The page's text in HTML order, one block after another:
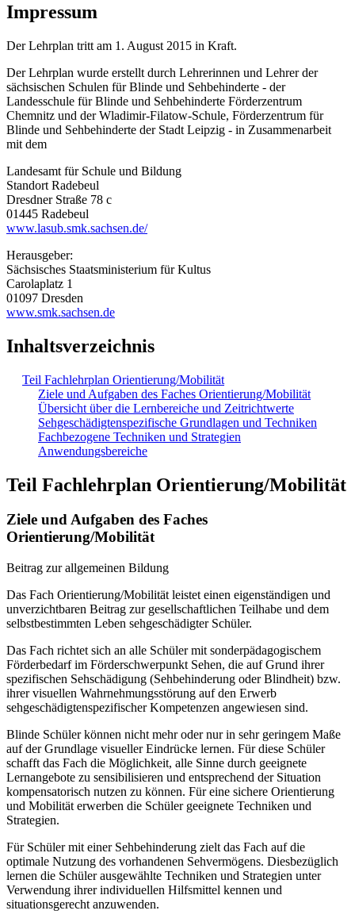
Impressum
Der Lehrplan tritt am 1. August 2015 in Kraft.
Der Lehrplan wurde erstellt durch Lehrerinnen und Lehrer der
sächsischen Schulen für Blinde und Sehbehinderte - der
Landesschule für Blinde und Sehbehinderte Förderzentrum
Chemnitz und der Wladimir-Filatow-Schule, Förderzentrum für
Blinde und Sehbehinderte der Stadt Leipzig - in Zusammenarbeit
mit dem
Landesamt für Schule und Bildung
Standort Radebeul
Dresdner Straße 78 c
01445 Radebeul
www.lasub.smk.sachsen.de/
Herausgeber:
Sächsisches Staatsministerium für Kultus
Carolaplatz 1
01097 Dresden
www.smk.sachsen.de
Inhaltsverzeichnis
Teil Fachlehrplan Orientierung/Mobilität
Ziele und Aufgaben des Faches Orientierung/Mobilität
Übersicht über die Lernbereiche und Zeitrichtwerte
Sehgeschädigtenspezifische Grundlagen und Techniken
Fachbezogene Techniken und Strategien
Anwendungsbereiche
Teil Fachlehrplan Orientierung/Mobilität
Ziele und Aufgaben des Faches
Orientierung/Mobilität
Beitrag zur allgemeinen Bildung
Das Fach Orientierung/Mobilität leistet einen eigenständigen und
unverzichtbaren Beitrag zur gesellschaftlichen Teilhabe und dem
selbstbestimmten Leben sehgeschädigter Schüler.
Das Fach richtet sich an alle Schüler mit sonderpädagogischem
Förderbedarf im Förderschwerpunkt Sehen, die auf Grund ihrer
spezifischen Sehschädigung (Sehbehinderung oder Blindheit) bzw.
ihrer visuellen Wahrnehmungsstörung auf den Erwerb
sehgeschädigtenspezifischer Kompetenzen angewiesen sind.
Blinde Schüler können nicht mehr oder nur in sehr geringem Maße
auf der Grundlage visueller Eindrücke lernen. Für diese Schüler
schafft das Fach die Möglichkeit, alle Sinne durch geeignete
Lernangebote zu sensibilisieren und entsprechend der Situation
kompensatorisch nutzen zu können. Für eine sichere Orientierung
und Mobilität erwerben die Schüler geeignete Techniken und
Strategien.
Für Schüler mit einer Sehbehinderung zielt das Fach auf die
optimale Nutzung des vorhandenen Sehvermögens. Diesbezüglich
lernen die Schüler ausgewählte Techniken und Strategien unter
Verwendung ihrer individuellen Hilfsmittel kennen und
situationsgerecht anzuwenden.